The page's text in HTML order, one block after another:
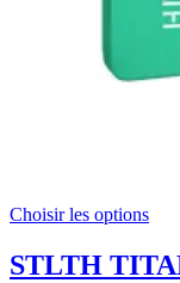
Choisir les options
STLTH